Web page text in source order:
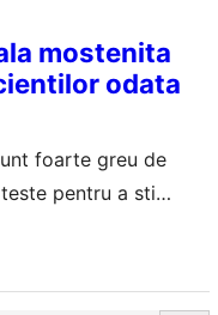
mostenita
odata
foarte greu de
pentru a sti
Marfan, ale carui
aparitie. Sindromul